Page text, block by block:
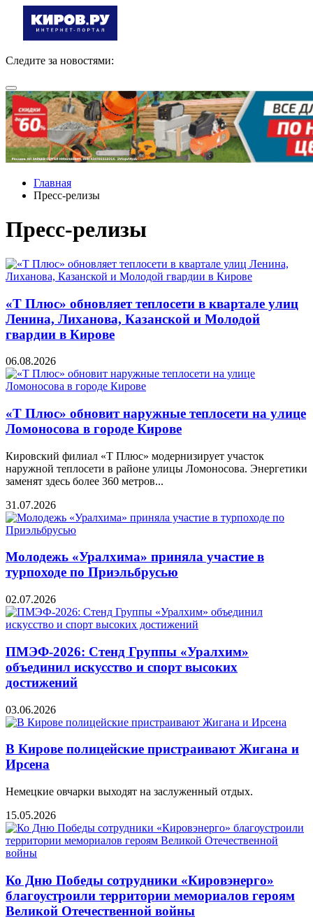
Следите за новостями:
Главная
Пресс-релизы
Пресс-релизы
«Т Плюс» обновляет теплосети в квартале улиц
Ленина, Лиханова, Казанской и Молодой
гвардии в Кирове
06.08.2026
«Т Плюс» обновит наружные теплосети на улице
Ломоносова в городе Кирове
Кировский филиал «Т Плюс» модернизирует участок
наружной теплосети в районе улицы Ломоносова. Энергетики
заменят здесь более 360 метров...
31.07.2026
Молодежь «Уралхима» приняла участие в
турпоходе по Приэльбрусью
02.07.2026
ПМЭФ-2026: Стенд Группы «Уралхим»
объединил искусство и спорт высоких
достижений
03.06.2026
В Кирове полицейские пристраивают Жигана и
Ирсена
Немецкие овчарки выходят на заслуженный отдых.
15.05.2026
Ко Дню Победы сотрудники «Кировэнерго»
благоустроили территории мемориалов героям
Великой Отечественной войны